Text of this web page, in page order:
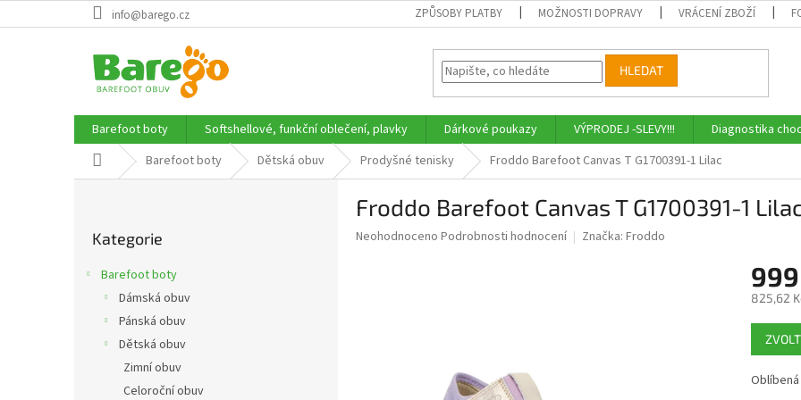
na
info@barego.cz ZPŮSOBY PLATBY MOŽNOSTI DOPRAVY VRÁCENÍ ZBOŽÍ
HLEDAT
Barefoot boty Softshellové, funkční oblečení, plavky Dárkové poukazy VÝPRODEJ -SLEVY!!! Diagnostika
Domů Barefoot boty Dětská obuv Prodyšné tenisky Froddo Barefoot Canvas T G1700391-1 Lilac
kategorie
Kategorie
Barefoot boty
Dámská obuv
Pánská obuv
Dětská obuv
Zimní obuv
Celoroční obuv
Froddo Barefoot Canvas T G1700391-1
Průměrné
Neohodnoceno Podrobnosti hodnocení Značka: Froddo
825,62
Měrná
cena: